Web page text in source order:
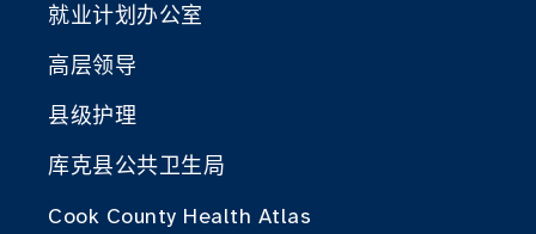
就业计划办公室
高层领导
县级护理
库克县公共卫生局
Cook County Health Atlas